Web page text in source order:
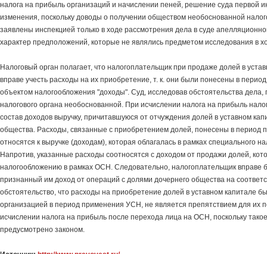
налога на прибыль организаций и начислении пеней, решение суда первой
изменения, поскольку доводы о получении обществом необоснованной
заявлены инспекцией только в ходе рассмотрения дела в суде
характер предположений, которые не являлись предметом исследования в
Налоговый орган полагает, что налогоплательщик при продаже долей в
вправе учесть расходы на их приобретение, т. к. они были понесены в
объектом налогообложения "доходы". Суд, исследовав обстоятельства
налогового органа необоснованной. При исчислении налога на прибыль
состав доходов выручку, причитавшуюся от отчуждения долей в уставном
общества. Расходы, связанные с приобретением долей, понесены в период
относятся к выручке (доходам), которая облагалась в рамках специального
Напротив, указанные расходы соотносятся с доходом от продажи долей,
налогообложению в рамках ОСН. Следовательно, налогоплательщик вправе
признанный им доход от операций с долями дочернего общества на
обстоятельство, что расходы на приобретение долей в уставном капитале
организацией в период применения УСН, не является препятствием для их
исчислении налога на прибыль после перехода лица на ОСН, поскольку
предусмотрено законом.